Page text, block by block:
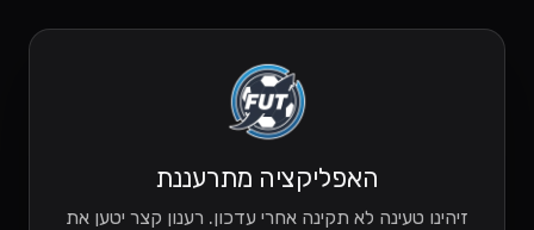
האפליקציה מתרעננת
זיהינו טעינה לא תקינה אחרי עדכון. רענון קצר יטען את